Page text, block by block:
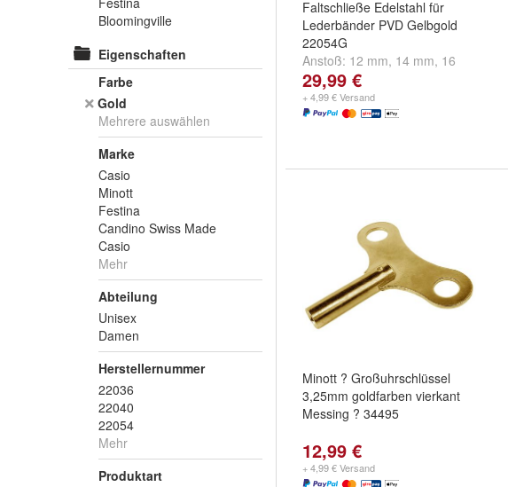
Bloomingville
Eigenschaften
Farbe
Gold
Mehrere auswählen
Marke
Casio
Minott
Festina
Candino Swiss Made
Casio
Mehr
Abteilung
Unisex
Damen
Herstellernummer
22036
22040
22054
Mehr
Produktart
Faltschließe Edelstahl für
Lederbänder PVD Gelbgold
22054G
Anstoß: 12 mm, 14 mm, 16
mm und weitere ...
29,99 €
+ 4,99 € Versand
Minott ? Großuhrschlüssel
3,25mm goldfarben vierkant
Messing ? 34495
12,99 €
+ 4,99 € Versand